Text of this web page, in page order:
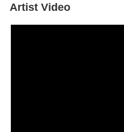
Artist Video